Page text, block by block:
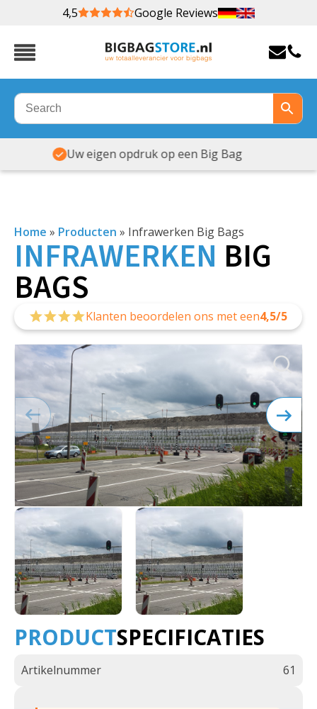
4,5 Google Reviews
Veel maten & soorten op voorraad
Home » Producten » Infrawerken Big Bags
INFRAWERKEN BIG
BAGS
Klanten beoordelen ons met een4,5/5
PRODUCTSPECIFICATIES
Artikelnummer 61